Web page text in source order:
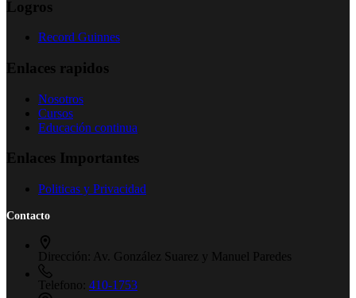
Logros
Record Guinnes
Enlaces rapidos
Nosotros
Cursos
Educación continua
Enlaces Importantes
Politicas y Privacidad
Contacto
Dirección: Av. González Suarez y Manuel Paredes
Telefono: 410-1753